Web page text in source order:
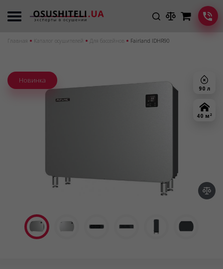
Главная Каталог осушителей Для бассейнов Fairland IDHR90
90 л
40 м 2
Новинка